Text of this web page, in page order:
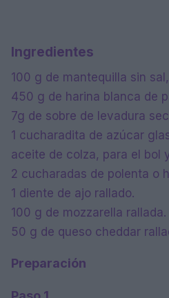
Ingredientes
100 g de mantequilla sin
450 g de harina blanca de
7g de sobre de levadura
1 cucharadita de azúcar
aceite de colza, para el bol
2 cucharadas de polenta o
1 diente de ajo rallado.
100 g de mozzarella rallada.
50 g de queso cheddar
Preparación